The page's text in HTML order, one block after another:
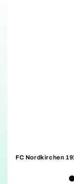
FC Nordkirchen